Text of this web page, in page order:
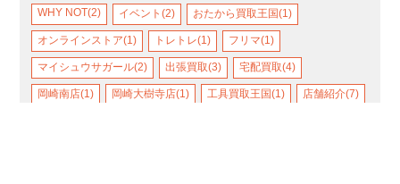
WHY NOT(2) イベント(2) おたから買取王国(1)
オンラインストア(1) トレトレ(1) フリマ(1)
マイシュウサガール(2) 出張買取(3) 宅配買取(4)
岡崎南店(1) 岡崎大樹寺店(1) 工具買取王国(1) 店舗紹介(7)